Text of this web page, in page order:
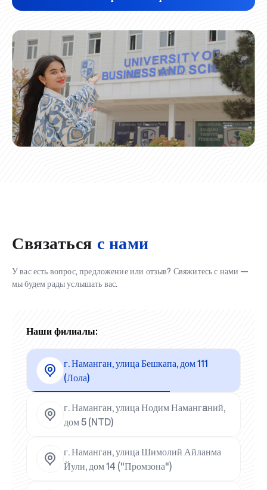
Связаться с нами
У вас есть вопрос, предложение или отзыв? Свяжитесь с нами —
мы будем рады услышать вас.
Наши филиалы:
г. Наманган, улица Бешкапа, дом 111
(Лола)
г. Наманган, улица Нодим Намангaний,
дом 5 (NTD)
г. Наманган, улица Шимолий Айланма
Йули, дом 14 ("Промзона")